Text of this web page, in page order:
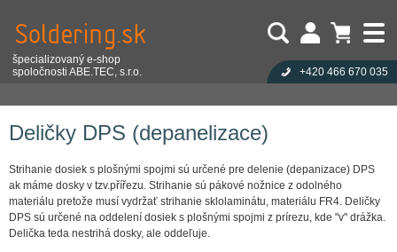
Deličky DPS (depanelizace)
Strihanie dosiek s plošnými spojmi sú určené pre delenie (depanizace) DPS
ak máme dosky v tzv.přířezu. Strihanie sú pákové nožnice z odolného
materiálu pretože musí vydržať strihanie sklolaminátu, materiálu FR4. Deličky
DPS sú určené na oddelení dosiek s plošnými spojmi z prírezu, kde "v" drážka.
Delička teda nestrihá dosky, ale oddeľuje.
špecializovaný e-shop
spoločnosti ABE.TEC, s.r.o.
+420 466 670 035
Počet produktov:0
Cena celkom:0,00 EUR
Heslo:
Zabudli ste heslo?
Nová registrace